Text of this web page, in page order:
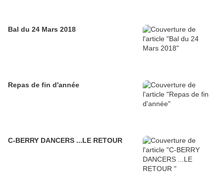
Bal du 24 Mars 2018
Repas de fin d'année
C-BERRY DANCERS ...LE RETOUR